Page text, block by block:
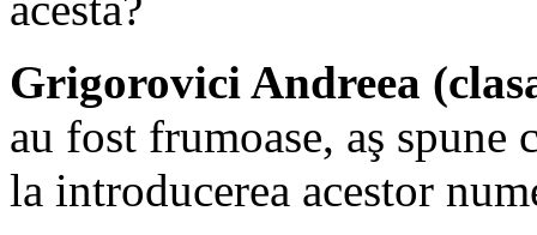
Grigorovici Andreea
au fost frumoase, aş spune
la introducerea acestor